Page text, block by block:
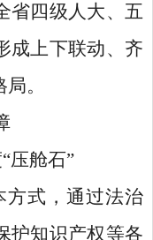
省四级人大、五
成上下联动、齐
。
“压舱石”
方式，通过法治
护知识产权等各